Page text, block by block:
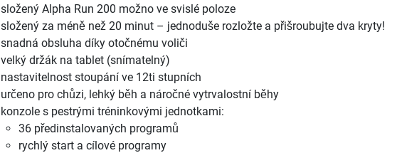
složený Alpha Run 200 možno ve svislé poloze
složený za méně než 20 minut – jednoduše rozložte a přišroubujte dva kryty!
snadná obsluha díky otočnému voliči
velký držák na tablet (snímatelný)
nastavitelnost stoupání ve 12ti stupních
určeno pro chůzi, lehký běh a náročné vytrvalostní běhy
konzole s pestrými tréninkovými jednotkami:
36 předinstalovaných programů
rychlý start a cílové programy